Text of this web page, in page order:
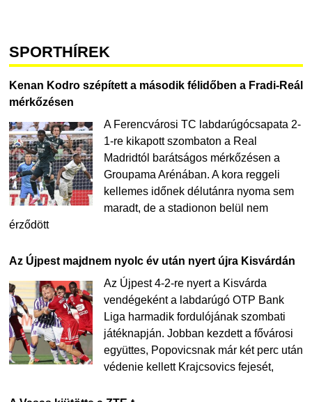
SPORTHÍREK
Kenan Kodro szépített a második félidőben a Fradi-Reál
mérkőzésen
A Ferencvárosi TC labdarúgócsapata 2-
1-re kikapott szombaton a Real
Madridtól barátságos mérkőzésen a
Groupama Arénában. A kora reggeli
kellemes időnek délutánra nyoma sem
maradt, de a stadionon belül nem
érződött
Az Újpest majdnem nyolc év után nyert újra Kisvárdán
Az Újpest 4-2-re nyert a Kisvárda
vendégeként a labdarúgó OTP Bank
Liga harmadik fordulójának szombati
játéknapján. Jobban kezdett a fővárosi
együttes, Popovicsnak már két perc után
védenie kellett Krajcsovics fejesét,